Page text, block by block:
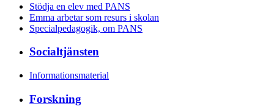
Stödja en elev med PANS
Emma arbetar som resurs i skolan
Specialpedagogik, om PANS
Socialtjänsten
Informationsmaterial
Forskning